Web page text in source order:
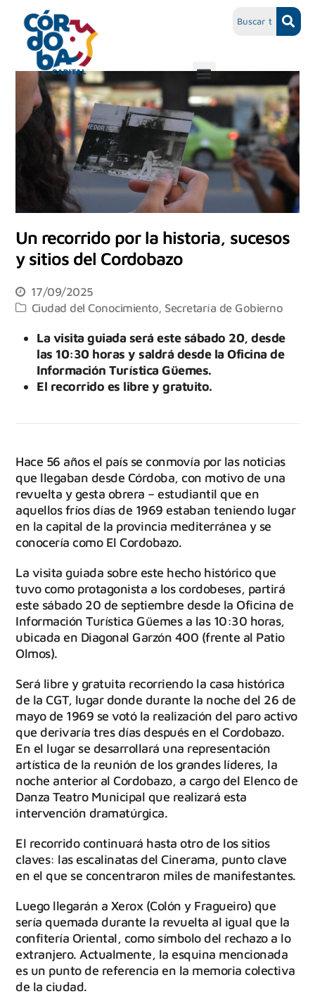
Un recorrido por la historia, sucesos
y sitios del Cordobazo
17/09/2025
Ciudad del Conocimiento Secretaría de Gobierno
La visita guiada será este sábado 20, desde
las 10:30 horas y saldrá desde la Oficina de
Información Turística Güemes.
El recorrido es libre y gratuito.
Hace 56 años el país se conmovía por las noticias
que llegaban desde Córdoba, con motivo de una
revuelta y gesta obrera – estudiantil que en
aquellos fríos días de 1969 estaban teniendo lugar
en la capital de la provincia mediterránea y se
conocería como El Cordobazo.
La visita guiada sobre este hecho histórico que
tuvo como protagonista a los cordobeses, partirá
este sábado 20 de septiembre desde la Oficina de
Información Turística Güemes a las 10:30 horas,
ubicada en Diagonal Garzón 400 (frente al Patio
Olmos).
Será libre y gratuita recorriendo la casa histórica
de la CGT, lugar donde durante la noche del 26 de
mayo de 1969 se votó la realización del paro activo
que derivaría tres días después en el Cordobazo.
En el lugar se desarrollará una representación
artística de la reunión de los grandes líderes, la
noche anterior al Cordobazo, a cargo del Elenco de
Danza Teatro Municipal que realizará esta
intervención dramatúrgica.
El recorrido continuará hasta otro de los sitios
claves: las escalinatas del Cinerama, punto clave
en el que se concentraron miles de manifestantes.
Luego llegarán a Xerox (Colón y Fragueiro) que
sería quemada durante la revuelta al igual que la
confitería Oriental, como símbolo del rechazo a lo
extranjero. Actualmente, la esquina mencionada
es un punto de referencia en la memoria colectiva
de la ciudad.